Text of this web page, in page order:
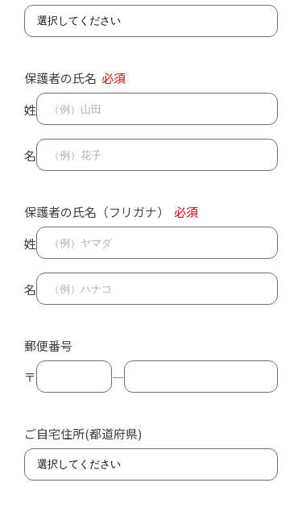
保護者の氏名 必須
姓
名
保護者の氏名（フリガナ）
必須
姓
名
郵便番号
〒
―
ご自宅住所(都道府県)